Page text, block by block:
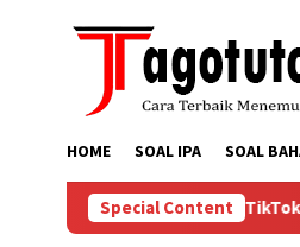
HOME SOAL IPA SOAL
Special Content
Masalah Akun TikTok